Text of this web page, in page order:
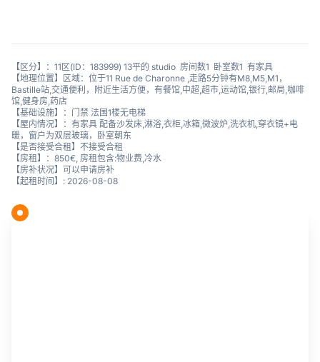
【区分】：11区(ID：183999) 13平的 studio 房间数1 卧室数1 有家具
【地理位置】区域：位于11 Rue de Charonne ,走路5分钟有M8,M5,M1，
Bastille站,交通便利，附近生活方便，有餐馆,中超,超市,运动馆,银行,邮局,咖啡
馆,健身房,药店
【基础设施】：门禁 法国1楼无电梯
【屋内情况】：有家具 配备沙发床,淋浴,衣柜,冰箱,微波炉,洗衣机,穿衣镜+电
暖，窗户为双层玻璃，卧室朝东
【是否接受合租】不接受合租
【房租】：850€, 房租包含:物业费,冷水
【房补状况】可以申请房补
【起租时间】: 2026-08-08